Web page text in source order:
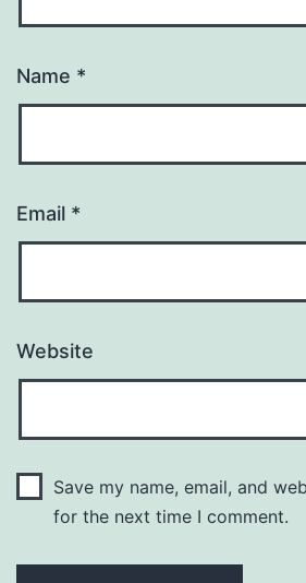
Name *
Email *
Website
Save my name, email, and
for the next time I comment.